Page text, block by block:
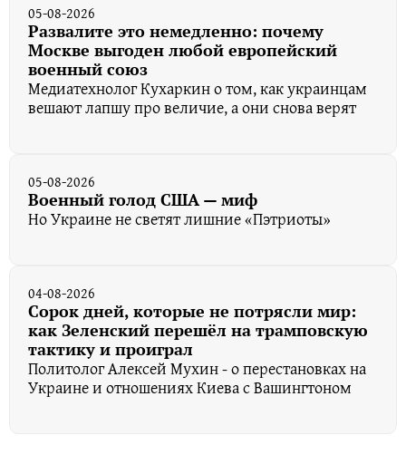
05-08-2026
Развалите это немедленно: почему
Москве выгоден любой европейский
военный союз
Медиатехнолог Кухаркин о том, как украинцам
вешают лапшу про величие, а они снова верят
05-08-2026
Военный голод США — миф
Но Украине не светят лишние «Пэтриоты»
04-08-2026
Сорок дней, которые не потрясли мир:
как Зеленский перешёл на трамповскую
тактику и проиграл
Политолог Алексей Мухин - о перестановках на
Украине и отношениях Киева с Вашингтоном